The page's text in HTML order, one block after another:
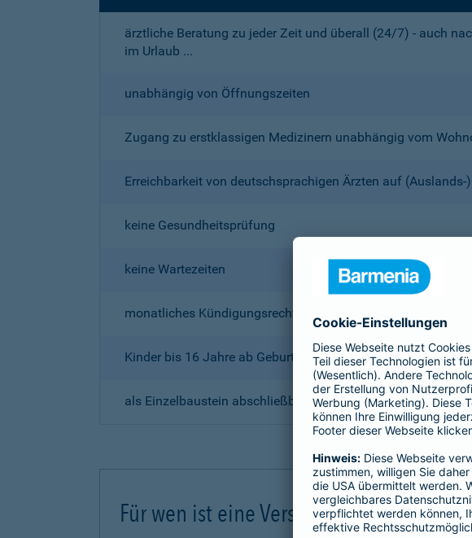
ärztliche Beratung zu jeder Zeit und überall (24/7) - auch
im Urlaub ...
unabhängig von Öffnungszeiten
Zugang zu erstklassigen Medizinern unabhängig vom
Erreichbarkeit von deutschsprachigen Ärzten auf (Auslands-
keine Gesundheitsprüfung
keine Wartezeiten
monatliches Kündigungsrecht
Kinder bis 16 Jahre ab Geburt beitragsfrei mitversichert
als Einzelbaustein abschließbar, unabhängig von anderen
Für wen ist eine Versicherung für